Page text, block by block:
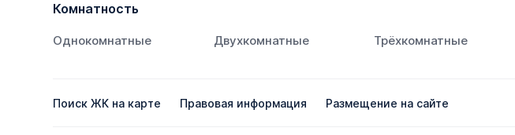
Комнатность
Однокомнатные Двухкомнатные Трёхкомнатные
Поиск ЖК на карте Правовая информация Размещение на сайте